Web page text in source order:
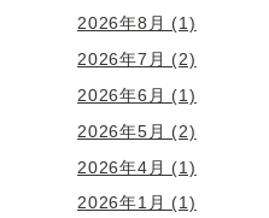
2026年8月 (1)
2026年7月 (2)
2026年6月 (1)
2026年5月 (2)
2026年4月 (1)
2026年1月 (1)